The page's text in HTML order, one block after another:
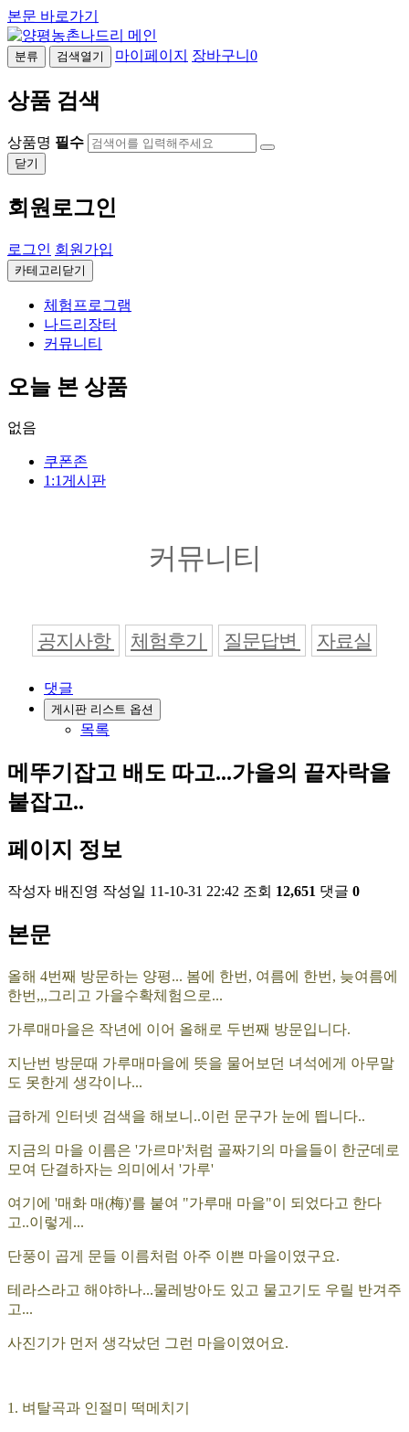
본문 바로가기
분류 검색열기 마이페이지 장바구니 0
상품 검색
상품명 필수
닫기
회원로그인
로그인 회원가입
카테고리닫기
체험프로그램
나드리장터
커뮤니티
오늘 본 상품
없음
쿠폰존
1:1게시판
커뮤니티
공지사항 체험후기 질문답변 자료실
댓글
게시판 리스트 옵션
목록
메뚜기잡고 배도 따고...가을의 끝자락을
붙잡고..
페이지 정보
작성자 배진영 작성일 11-10-31 22:42 조회 12,651 댓글 0
본문
올해 4번째 방문하는 양평... 봄에 한번, 여름에 한번, 늦여름에
한번,,,그리고 가을수확체험으로...
가루매마을은 작년에 이어 올해로 두번째 방문입니다.
지난번 방문때 가루매마을에 뜻을 물어보던 녀석에게 아무말
도 못한게 생각이나...
급하게 인터넷 검색을 해보니..이런 문구가 눈에 띕니다..
지금의 마을 이름은 '가르마'처럼 골짜기의 마을들이 한군데로
모여 단결하자는 의미에서 '가루'
여기에 '매화 매(梅)'를 붙여 "가루매 마을"이 되었다고 한다
고..이렇게...
단풍이 곱게 문들 이름처럼 아주 이쁜 마을이였구요.
테라스라고 해야하나...물레방아도 있고 물고기도 우릴 반겨주
고...
사진기가 먼저 생각났던 그런 마을이였어요.
1. 벼탈곡과 인절미 떡메치기